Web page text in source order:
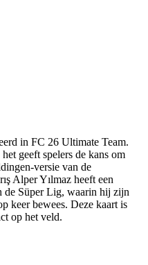
in FC 26 Ultimate Team.
geeft spelers de kans om
versie van de
Alper Yılmaz heeft een
de Süper Lig, waarin hij zijn
keer bewees. Deze kaart is
op het veld.